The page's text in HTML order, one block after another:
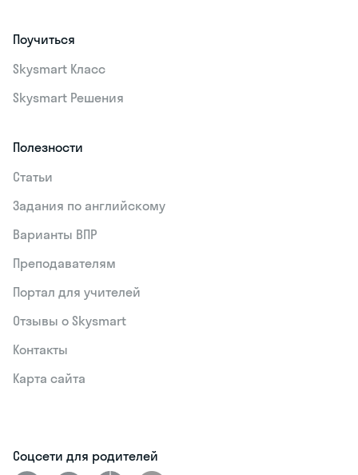
Поучиться
Skysmart Класс
Skysmart Решения
Полезности
Статьи
Задания по английскому
Варианты ВПР
Преподавателям
Портал для учителей
Отзывы о Skysmart
Контакты
Карта сайта
Соцсети для родителей